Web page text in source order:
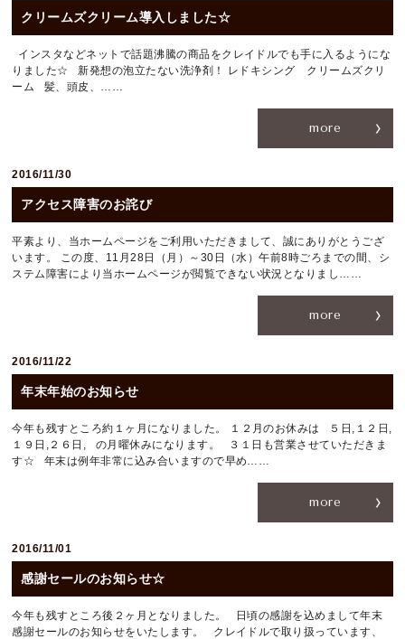
クリームズクリーム導入しました☆
インスタなどネットで話題沸騰の商品をクレイドルでも手に入るようにな
りました☆ 新発想の泡立たない洗浄剤！ レドキシング クリームズクリ
ーム 髪、頭皮、……
more
2016/11/30
アクセス障害のお詫び
平素より、当ホームページをご利用いただきまして、誠にありがとうござ
います。 この度、11月28日（月）～30日（水）午前8時ごろまでの間、シ
ステム障害により当ホームページが閲覧できない状況となりまし……
more
2016/11/22
年末年始のお知らせ
今年も残すところ約１ヶ月になりました。 １２月のお休みは ５日,１２日,
１９日,２６日, の月曜休みになります。 ３１日も営業させていただきま
す☆ 年末は例年非常に込み合いますので早め……
more
2016/11/01
感謝セールのお知らせ☆
今年も残すところ後２ヶ月となりました。 日頃の感謝を込めまして年末
感謝セールのお知らせをいたします。 クレイドルで取り扱っています、
059-224-0570
[CLOSE]毎週月曜日、第２・４火曜日
〒514-0824 三重県津市神戸636-1